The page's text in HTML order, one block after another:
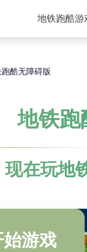
地铁跑酷游
酷无障碍版
地铁
现在玩地
始游戏